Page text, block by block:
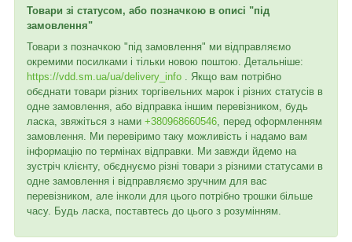
Товари зі статусом, або позначкою в описі "під
замовлення"
Товари з позначкою "під замовлення" ми відправляємо
окремими посилками і тільки новою поштою. Детальніше:
https://vdd.sm.ua/ua/delivery_info . Якщо вам потрібно
обєднати товари різних торгівельних марок і різних статусів в
одне замовлення, або відправка іншим перевізником, будь
ласка, звяжіться з нами +380968660546 , перед оформленням
замовлення. Ми перевіримо таку можливість і надамо вам
інформацію по термінах відправки. Ми завжди йдемо на
зустріч клієнту, обєднуємо різні товари з різними статусами в
одне замовлення і відправляємо зручним для вас
перевізником, але інколи для цього потрібно трошки більше
часу. Будь ласка, поставтесь до цього з розумінням.